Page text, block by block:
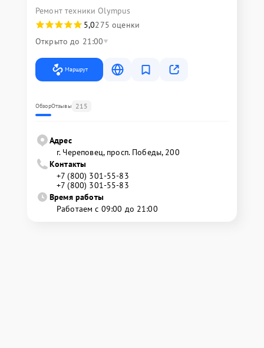
Ремонт техники Olympus
5,0275 оценки
Открыто до 21:00
Маршрут
ОбзорОтзывы 215
Адрес
г. Череповец, просп. Победы, 200
Контакты
+7 (800) 301-55-83
+7 (800) 301-55-83
Время работы
Работаем с 09:00 до 21:00